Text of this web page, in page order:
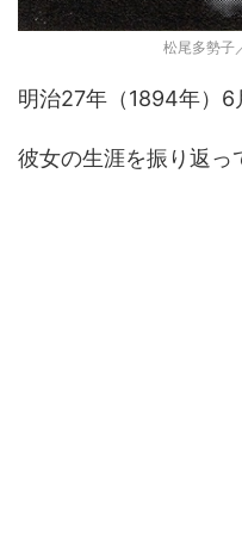
松尾多勢子
明治27年（1894年）6
彼女の生涯を振り返っ